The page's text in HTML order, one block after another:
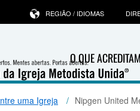
O QUE
REGIÃO / IDIOMAS
uma Igreja Nipgen United